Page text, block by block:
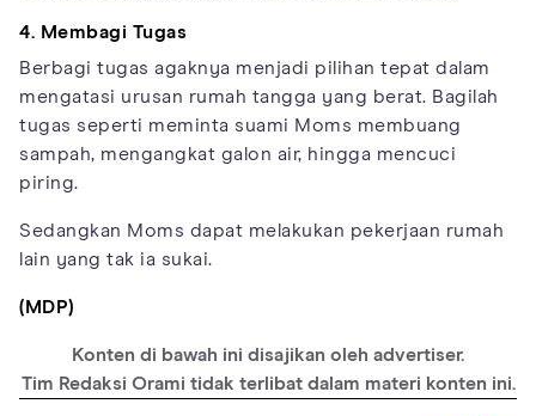
4. Membagi Tugas
Berbagi tugas agaknya menjadi pilihan tepat dalam
mengatasi urusan rumah tangga yang berat. Bagilah
tugas seperti meminta suami Moms membuang
sampah, mengangkat galon air, hingga mencuci
piring.
Sedangkan Moms dapat melakukan pekerjaan rumah
lain yang tak ia sukai.
(MDP)
Konten di bawah ini disajikan oleh advertiser.
Tim Redaksi Orami tidak terlibat dalam materi konten ini.